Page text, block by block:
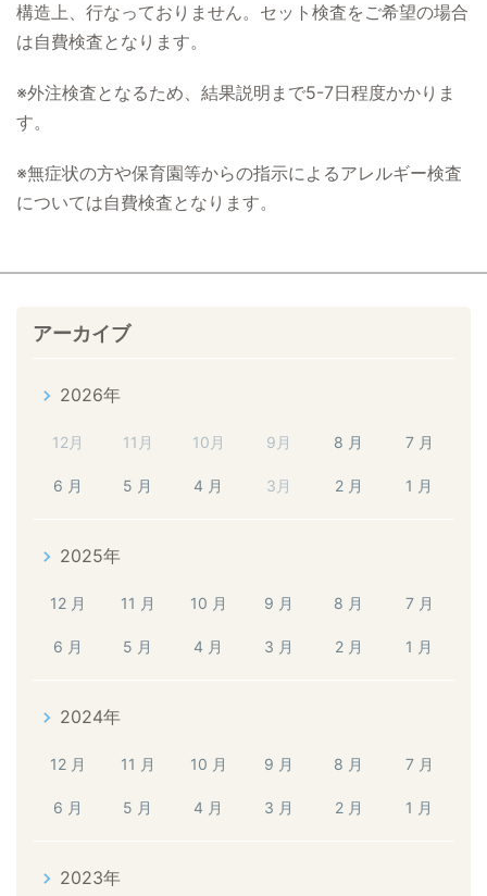
構造上、行なっておりません。セット検査をご希望の場合
は自費検査となります。
※外注検査となるため、結果説明まで5-7日程度かかりま
す。
※無症状の方や保育園等からの指示によるアレルギー検査
については自費検査となります。
アーカイブ
2026年
12月 11月 10月 9月 8 月 7 月
6 月 5 月 4 月 3月 2 月 1 月
2025年
12 月 11 月 10 月 9 月 8 月 7 月
6 月 5 月 4 月 3 月 2 月 1 月
2024年
12 月 11 月 10 月 9 月 8 月 7 月
6 月 5 月 4 月 3 月 2 月 1 月
2023年